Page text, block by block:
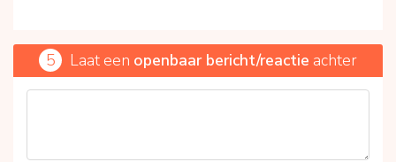
5 Laat een openbaar bericht/reactie achter